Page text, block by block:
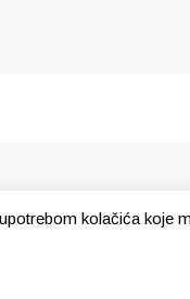
kolačića koje